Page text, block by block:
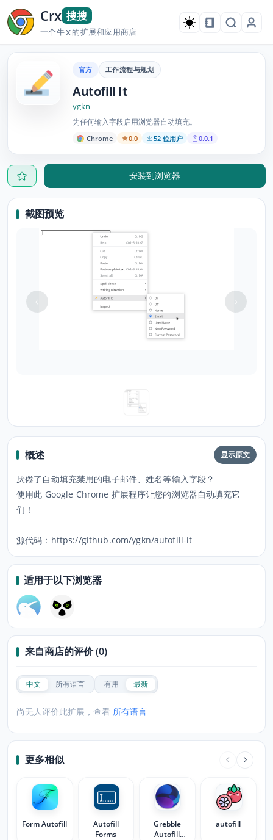
Crx 搜搜
一个牛X的扩展和应用商店
官方 工作流程与规划
Autofill It
ygkn
为任何输入字段启用浏览器自动填充。
Chrome 0.0 52 位用户 0.0.1
安装到浏览器
截图预览
概述 显示原文
厌倦了自动填充禁用的电子邮件、姓名等输入字段？
使用此 Google Chrome 扩展程序让您的浏览器自动填充它
们！
源代码：https://github.com/ygkn/autofill-it
适用于以下浏览器
来自商店的评价 (0)
中文 所有语言 有用 最新
尚无人评价此扩展，查看 所有语言
更多相似
Form Autofill
Autofill
Forms
Grebble
Autofill
autofill